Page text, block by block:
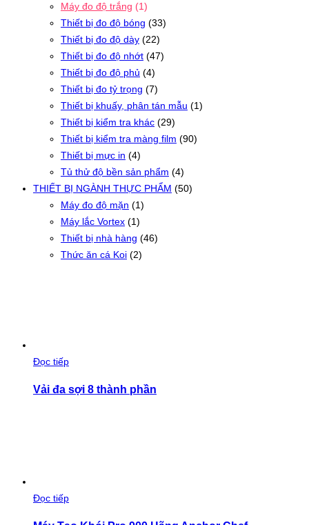
Máy đo độ trắng (1)
Thiết bị đo độ bóng (33)
Thiết bị đo độ dày (22)
Thiết bị đo độ nhớt (47)
Thiết bị đo độ phủ (4)
Thiết bị đo tỷ trọng (7)
Thiết bị khuấy, phân tán mẫu (1)
Thiết bị kiểm tra khác (29)
Thiết bị kiểm tra màng film (90)
Thiết bị mực in (4)
Tủ thử độ bền sản phẩm (4)
THIẾT BỊ NGÀNH THỰC PHẨM (50)
Máy đo độ mặn (1)
Máy lắc Vortex (1)
Thiết bị nhà hàng (46)
Thức ăn cá Koi (2)
Đọc tiếp
Vải đa sợi 8 thành phần
Đọc tiếp